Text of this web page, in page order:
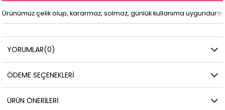
Ürünümüz çelik olup, kararmaz, solmaz, günlük kullanıma uygundur✨
YORUMLAR(0)
ÖDEME SEÇENEKLERI
ÜRÜN ÖNERILERI